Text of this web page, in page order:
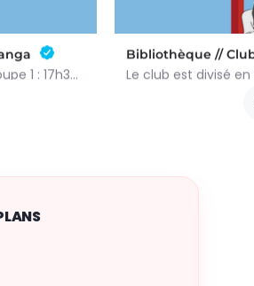
Le club est divisé en 2 séances : Groupe 1 : 17h30-18h25 Groupe 2 : 18h25-19h20 Réservation obligatoire par…
Bibliothèque //
Rue des